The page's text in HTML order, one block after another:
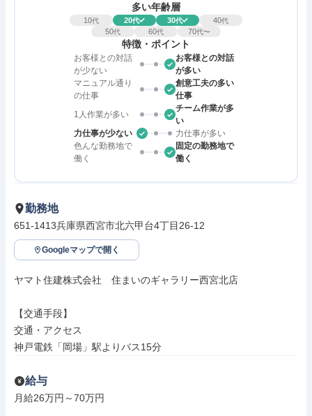
多い年齢層
10代 20代 30代 40代
50代 60代 70代〜
特徴・ポイント
お客様との対話
が少ない
お客様との対話
が多い
マニュアル通り
の仕事
創意工夫の多い
仕事
1人作業が多い
チーム作業が多
い
力仕事が少ない
力仕事が多い
色んな勤務地で
働く
固定の勤務地で
働く
勤務地
651-1413兵庫県西宮市北六甲台4丁目26-12
Googleマップで開く
ヤマト住建株式会社　住まいのギャラリー西宮北店
【交通手段】
交通・アクセス
神戸電鉄「岡場」駅よりバス15分
給与
月給26万円～70万円